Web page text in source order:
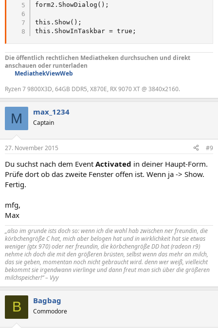
form2.ShowDialog();
this.Show();
this.ShowInTaskbar = true;
Die öffentlich rechtlichen Mediatheken durchsuchen und direkt
anschauen oder runterladen
MediathekViewWeb
Ryzen 7 9800X3D, 64GB DDR5, X870E, RX 9070 XT @ 3840x2160.
M max_1234
Captain
27. November 2015 #9
Du suchst nach dem Event Activated in deiner Haupt-Form.
Prüfe dort ob das zweite Fenster offen ist. Wenn ja -> Show.
Fertig.
mfg,
Max
„also im grunde ists doch so: wenn ich die wahl hab zwischen ner freundin, die
körbchengröße C hat, mich aber belogen hat und in wirklichkeit hat sie etwas
weniger (gtx 970) oder ner freundin, die körbchengröße DD hat (radeon r9)
nehme ich doch die mit den größeren brüsten, selbst wenn das mehr an milch,
das sie geben, momentan noch nicht gebraucht wird. denn wer weiß, vielleicht
bekommt sie irgendwann vierlinge und dann freut man sich über die größeren
milchspeicher!“ – Vyy
B Bagbag
Commodore